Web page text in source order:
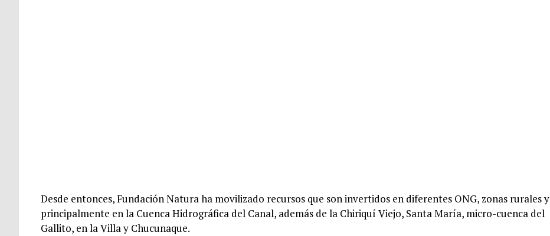
Desde entonces, Fundación Natura ha movilizado recursos que son invertidos en diferentes ONG, zonas rurales y
principalmente en la Cuenca Hidrográfica del Canal, además de la Chiriquí Viejo, Santa María, micro-cuenca del
Gallito, en la Villa y Chucunaque.